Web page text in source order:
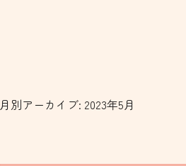
月別アーカイブ: 2023年5月